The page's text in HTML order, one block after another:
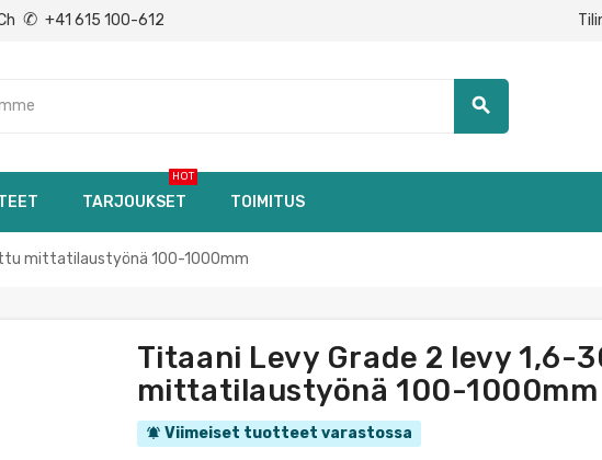
✆ +41 615 100-612
search
TARJOUKSET
HOT
TOIMITUS
mittatilaustyönä 100-1000mm
Titaani Levy Grade 2 levy 1,6-
mittatilaustyönä 100-1000mm
notifications_active Viimeiset tuotteet varastossa